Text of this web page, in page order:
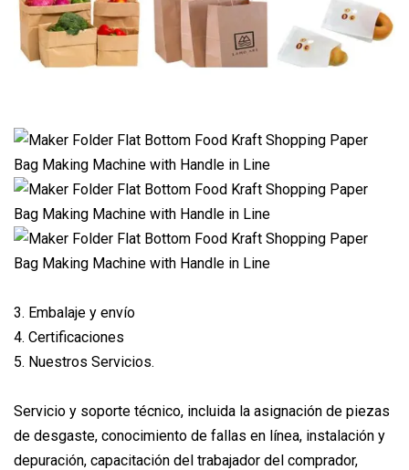
3. Embalaje y envío
4. Certificaciones
5. Nuestros Servicios.
Servicio y soporte técnico, incluida la asignación de piezas
de desgaste, conocimiento de fallas en línea, instalación y
depuración, capacitación del trabajador del comprador,